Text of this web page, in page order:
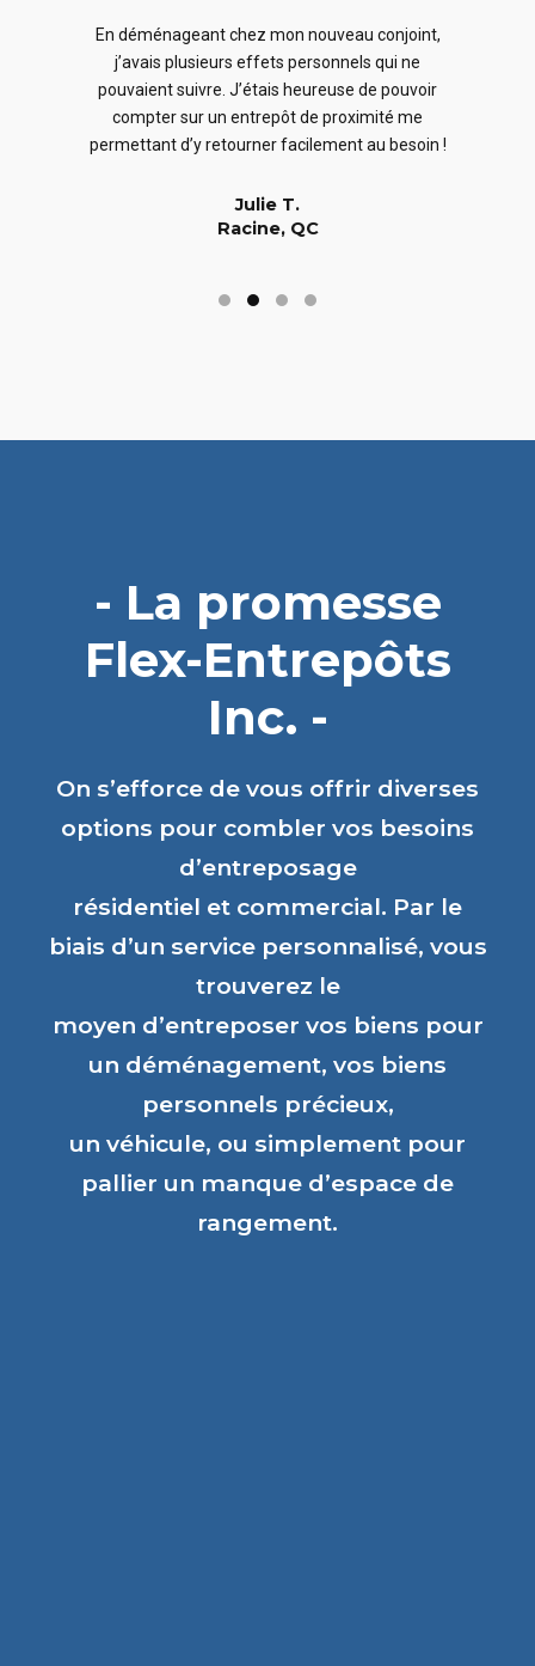
En déménageant chez mon nouveau conjoint,
j’avais plusieurs effets personnels qui ne
pouvaient suivre. J’étais heureuse de pouvoir
compter sur un entrepôt de proximité me
permettant d’y retourner facilement au besoin !
Julie T.
Racine, QC
- La promesse
Flex-Entrepôts
Inc. -
On s’efforce de vous offrir diverses
options pour combler vos besoins
d’entreposage
résidentiel et commercial. Par le
biais d’un service personnalisé, vous
trouverez le
moyen d’entreposer vos biens pour
un déménagement, vos biens
personnels précieux,
un véhicule, ou simplement pour
pallier un manque d’espace de
rangement.